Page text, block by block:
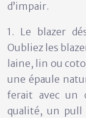
d’impair.
1. Le blazer
Oubliez les
laine, lin ou
une épaule
ferait avec un
qualité, un pull